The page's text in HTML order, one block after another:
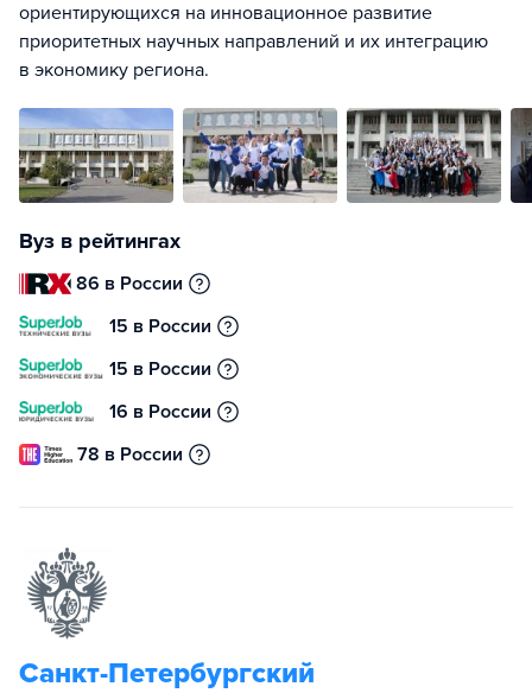
ориентирующихся на инновационное развитие
приоритетных научных направлений и их интеграцию
в экономику региона.
Вуз в рейтингах
86 в России
15 в России
15 в России
16 в России
78 в России
Санкт-Петербургский